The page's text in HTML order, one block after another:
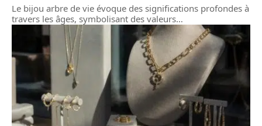
Le bijou arbre de vie évoque des significations profondes à
travers les âges, symbolisant des valeurs…